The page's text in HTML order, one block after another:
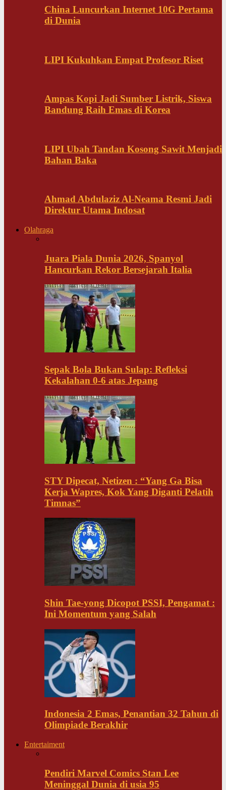
China Luncurkan Internet 10G Pertama
di Dunia
LIPI Kukuhkan Empat Profesor Riset
Ampas Kopi Jadi Sumber Listrik, Siswa
Bandung Raih Emas di Korea
LIPI Ubah Tandan Kosong Sawit Menjadi
Bahan Baka
Ahmad Abdulaziz Al-Neama Resmi Jadi
Direktur Utama Indosat
Olahraga
Juara Piala Dunia 2026, Spanyol
Hancurkan Rekor Bersejarah Italia
Sepak Bola Bukan Sulap: Refleksi
Kekalahan 0-6 atas Jepang
STY Dipecat, Netizen : “Yang Ga Bisa
Kerja Wapres, Kok Yang Diganti Pelatih
Timnas”
Shin Tae-yong Dicopot PSSI, Pengamat :
Ini Momentum yang Salah
Indonesia 2 Emas, Penantian 32 Tahun di
Olimpiade Berakhir
Entertaiment
Pendiri Marvel Comics Stan Lee
Meninggal Dunia di usia 95